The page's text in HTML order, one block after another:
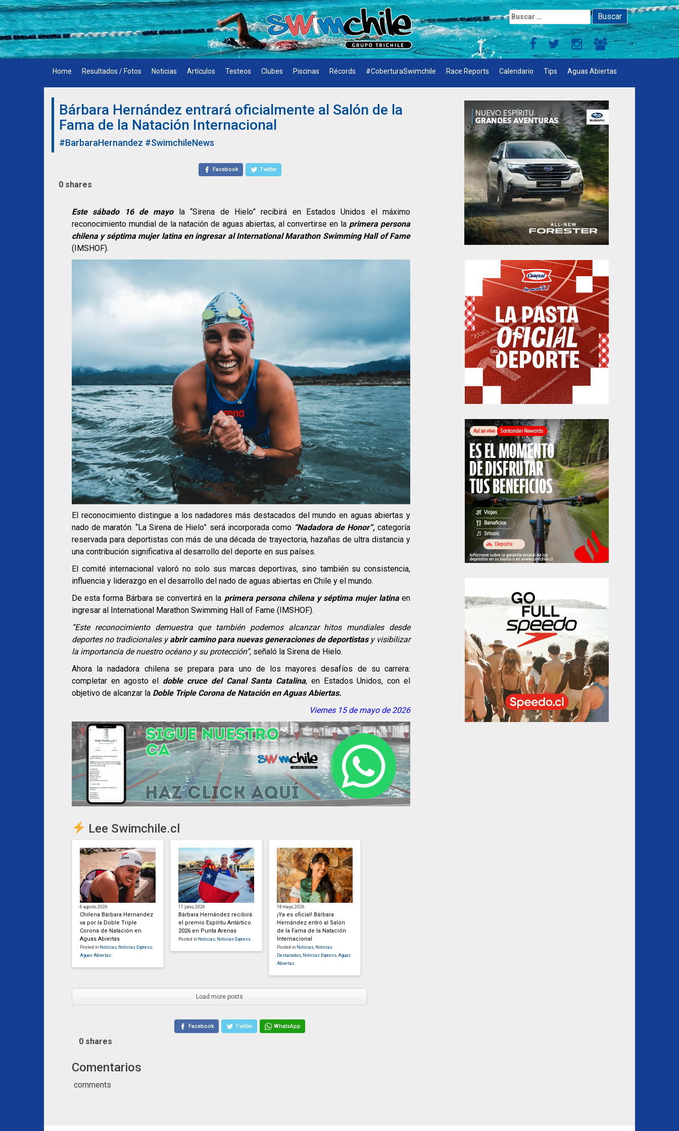
Skip
to
content
Buscar:
Home Resultados / Fotos Noticias Artículos Testeos Clubes Piscinas Récords #CoberturaSwimchile Race Reports Calendario Tips Aguas Abiertas
Bárbara Hernández entrará oficialmente al Salón de la
Fama de la Natación Internacional
#BarbaraHernandez #SwimchileNews
Facebook Twitter
0 shares
Este sábado 16 de mayola “Sirena de Hielo” recibirá en Estados Unidos el máximo
reconocimiento mundial de la natación de aguas abiertas, al convertirse en la primera persona
chilena y séptima mujer latina en ingresar al International Marathon Swimming Hall of Fame
(IMSHOF).
El reconocimiento distingue a los nadadores más destacados del mundo en aguas abiertas y
nado de maratón. “La Sirena de Hielo” será incorporada como “Nadadora de Honor”,categoría
reservada para deportistas con más de una década de trayectoria, hazañas de ultra distancia y
una contribución significativa al desarrollo del deporte en sus países.
El comité internacional valoró no solo sus marcas deportivas, sino también su consistencia,
influencia y liderazgo en el desarrollo del nado de aguas abiertas en Chile y el mundo.
De esta forma Bárbara se convertirá en la primera persona chilena y séptima mujer latinaen
ingresar al International Marathon Swimming Hall of Fame (IMSHOF).
“Este reconocimiento demuestra que también podemos alcanzar hitos mundiales desde
deportes no tradicionales yabrir camino para nuevas generaciones de deportistasy visibilizar
la importancia de nuestro océano y su protección”, señaló la Sirena de Hielo.
Ahora la nadadora chilena se prepara para uno de los mayores desafíos de su carrera:
completar en agosto el doble cruce del Canal Santa Catalina, en Estados Unidos, con el
objetivo de alcanzar la Doble Triple Corona de Natación en Aguas Abiertas.
Viernes 15 de mayo de 2026
Lee Swimchile.cl
6 agosto, 2026
Chilena Bárbara Hernandez
va por la Doble Triple
Corona de Natación en
Aguas Abiertas
Posted in Noticias, Noticias Express,
Aguas Abiertas
11 junio, 2026
Bárbara Hernández recibirá
el premio Espíritu Antártico
2026 en Punta Arenas
Posted in Noticias, Noticias Express
18 mayo, 2026
¡Ya es oficial! Bárbara
Hernández entró al Salón
de la Fama de la Natación
Internacional
Posted in Noticias, Noticias
Destacadas, Noticias Express, Aguas
Abiertas
Load more posts
Facebook Twitter WhatsApp
0 shares
Comentarios
comments